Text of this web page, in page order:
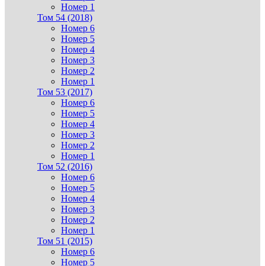
Номер 1
Том 54 (2018)
Номер 6
Номер 5
Номер 4
Номер 3
Номер 2
Номер 1
Том 53 (2017)
Номер 6
Номер 5
Номер 4
Номер 3
Номер 2
Номер 1
Том 52 (2016)
Номер 6
Номер 5
Номер 4
Номер 3
Номер 2
Номер 1
Том 51 (2015)
Номер 6
Номер 5